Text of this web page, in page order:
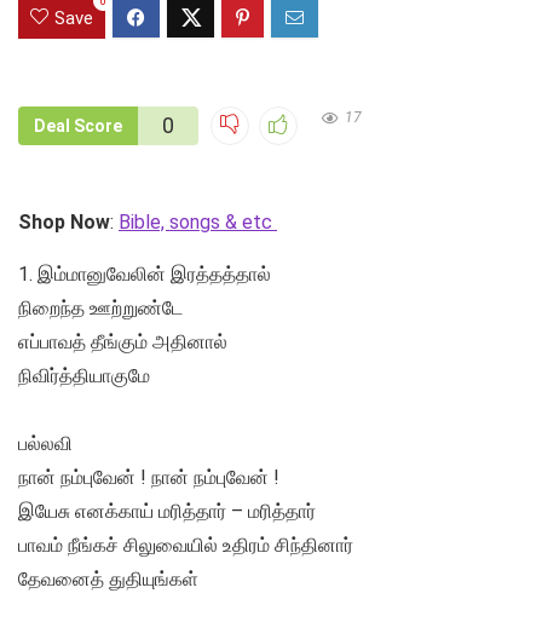
Save
Deal Score 0 17
Shop Now: Bible, songs & etc
1. இம்மானுவேலின் இரத்தத்தால்
நிறைந்த ஊற்றுண்டே
எப்பாவத் தீங்கும் அதினால்
நிவிர்த்தியாகுமே
பல்லவி
நான் நம்புவேன் ! நான் நம்புவேன் !
இயேசு எனக்காய் மரித்தார் – மரித்தார்
பாவம் நீங்கச் சிலுவையில் உதிரம் சிந்தினார்
தேவனைத் துதியுங்கள்